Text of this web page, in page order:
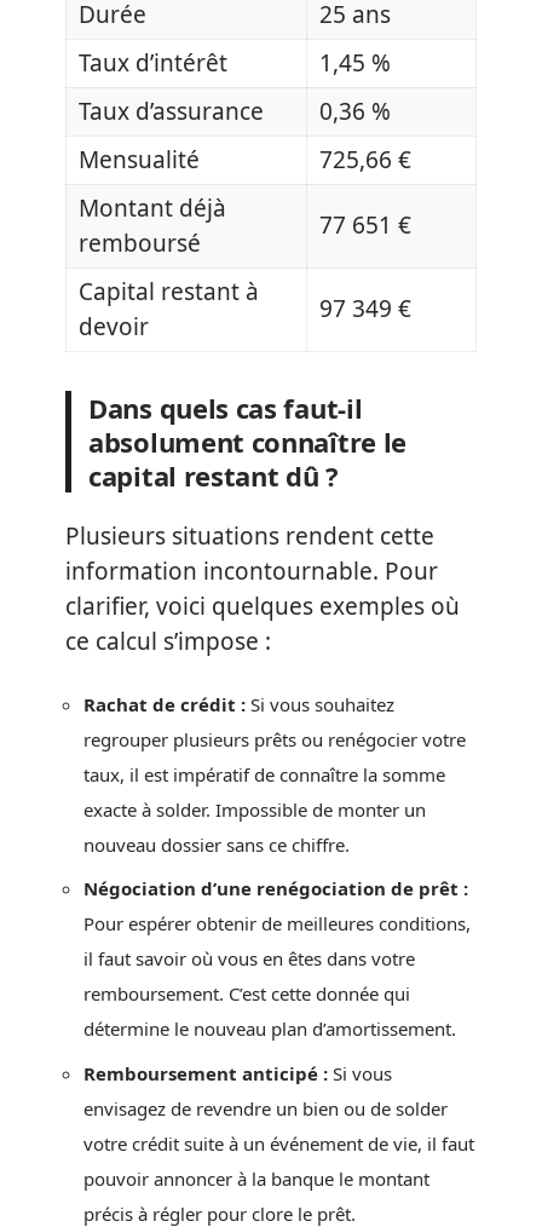
Durée
25 ans
Taux d’intérêt
1,45 %
Taux d’assurance
0,36 %
Mensualité
725,66 €
Montant déjà
remboursé
77 651 €
Capital restant à
devoir
97 349 €
Dans quels cas faut-il
absolument connaître le
capital restant dû ?
Plusieurs situations rendent cette
information incontournable. Pour
clarifier, voici quelques exemples où
ce calcul s’impose :
Rachat de crédit : Si vous souhaitez
regrouper plusieurs prêts ou renégocier votre
taux, il est impératif de connaître la somme
exacte à solder. Impossible de monter un
nouveau dossier sans ce chiffre.
Négociation d’une renégociation de prêt :
Pour espérer obtenir de meilleures conditions,
il faut savoir où vous en êtes dans votre
remboursement. C’est cette donnée qui
détermine le nouveau plan d’amortissement.
Remboursement anticipé : Si vous
envisagez de revendre un bien ou de solder
votre crédit suite à un événement de vie, il faut
pouvoir annoncer à la banque le montant
précis à régler pour clore le prêt.